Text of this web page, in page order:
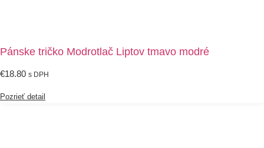
Pánske tričko Modrotlač Liptov tmavo modré
€18.80 s DPH
Pozrieť detail